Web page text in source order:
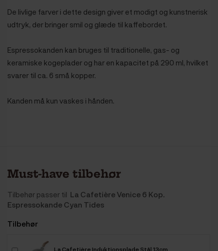
De livlige farver i dette design giver et modigt og kunstnerisk
udtryk, der bringer smil og glæde til kaffebordet.
Espressokanden kan bruges til traditionelle, gas- og
keramiske kogeplader og har en kapacitet på 290 ml, hvilket
svarer til ca. 6 små kopper.
Kanden må kun vaskes i hånden.
Must-have tilbehør
Tilbehør passer til La Cafetière Venice 6 Kop.
Espressokande Cyan Tides
Tilbehør
La Cafetière Induktionsplade Stål 13cm